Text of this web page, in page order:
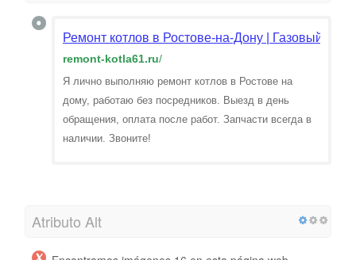
Ремонт котлов в Ростове-на-Дону | Газовый
remont-kotla61.ru/
Я лично выполняю ремонт котлов в Ростове на
дому, работаю без посредников. Выезд в день
обращения, оплата после работ. Запчасти всегда в
наличии. Звоните!
Atributo Alt